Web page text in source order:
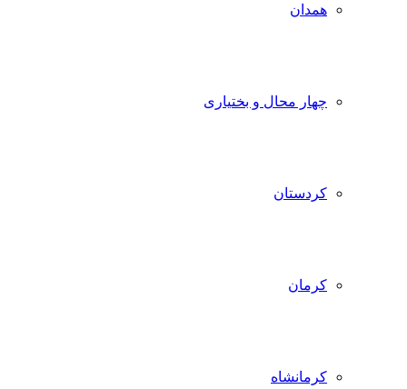
همدان
چهار محال و بختیاری
کردستان
کرمان
کرمانشاه